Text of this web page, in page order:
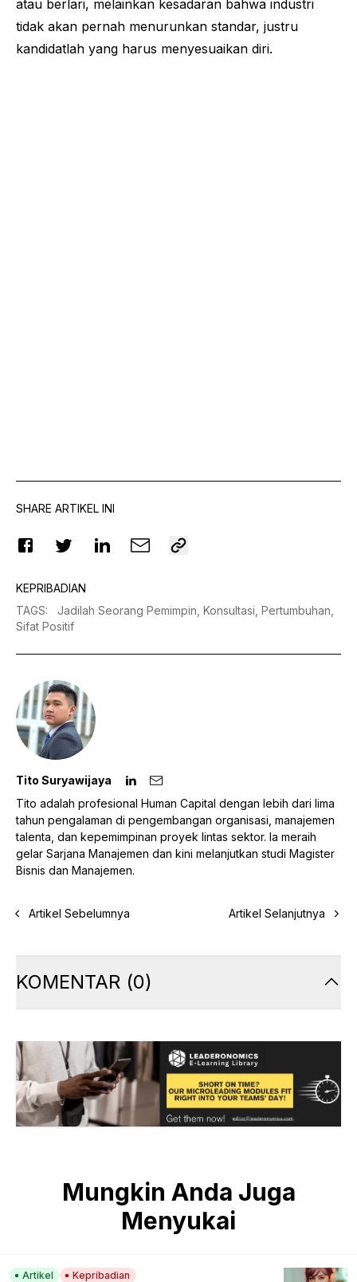
atau berlari, melainkan kesadaran bahwa industri
tidak akan pernah menurunkan standar, justru
kandidatlah yang harus menyesuaikan diri.
SHARE ARTIKEL INI
KEPRIBADIAN
TAGS: Jadilah Seorang Pemimpin, Konsultasi, Pertumbuhan,
Sifat Positif
Tito Suryawijaya
Tito adalah profesional Human Capital dengan lebih dari lima
tahun pengalaman di pengembangan organisasi, manajemen
talenta, dan kepemimpinan proyek lintas sektor. Ia meraih
gelar Sarjana Manajemen dan kini melanjutkan studi Magister
Bisnis dan Manajemen.
Artikel Sebelumnya Artikel Selanjutnya
KOMENTAR (0)
Mungkin Anda Juga
Menyukai
Artikel Kepribadian